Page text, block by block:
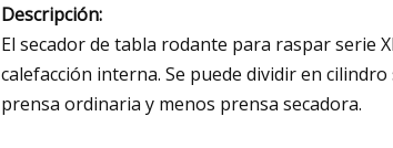
Descripción:
El secador de tabla rodante para raspar serie
calefacción interna. Se puede dividir en
prensa ordinaria y menos prensa secadora.